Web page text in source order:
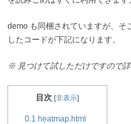
demo も同梱されていますが、そ
したコードが下記になります。
※ 見つけて試しただけですので詳
目次 [非表示]
0.1 heatmap.html